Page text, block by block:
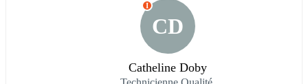
CD
I
Catheline Doby